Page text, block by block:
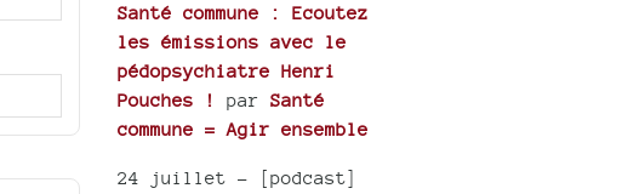
Santé commune : Ecoutez
les émissions avec le
pédopsychiatre Henri
Pouches !
parSanté
commune = Agir ensemble
24 juillet- [podcast]